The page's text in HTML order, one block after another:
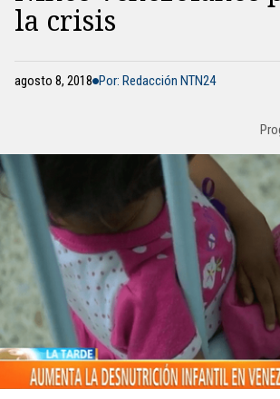
la crisis
agosto 8, 2018 Por: Redacción NTN24